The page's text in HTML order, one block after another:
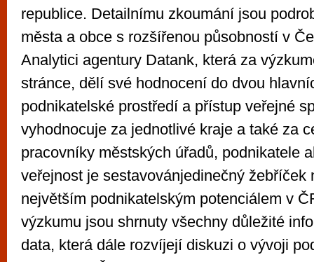
republice. Detailnímu zkoumání jsou
města a obce s rozšířenou působností v
Analytici agentury Datank, která za
stránce, dělí své hodnocení do dvou
podnikatelské prostředí a přístup veřejné
vyhodnocuje za jednotlivé kraje a také za
pracovníky městských úřadů, podnikatele
veřejnost je sestavovánjedinečný žebříček
největším podnikatelským potenciálem v
výzkumu jsou shrnuty všechny důležité
data, která dále rozvíjejí diskuzi o vývoji